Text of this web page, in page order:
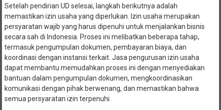
Setelah pendirian UD selesai, langkah berikutnya adalah
memastikan izin usaha yang diperlukan. Izin usaha merupakan
persyaratan wajib yang harus dipenuhi untuk menjalankan bisnis
secara sah di Indonesia. Proses ini melibatkan beberapa tahap,
termasuk pengumpulan dokumen, pembayaran biaya, dan
koordinasi dengan instansi terkait. Jasa pengurusan izin usaha
dapat membantu memudahkan proses ini dengan menyediakan
bantuan dalam pengumpulan dokumen, mengkoordinasikan
komunikasi dengan pihak berwenang, dan memastikan bahwa
semua persyaratan izin terpenuhi.